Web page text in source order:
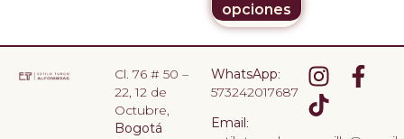
opciones
Cl. 76 # 50 –
22, 12 de
Octubre,
Bogotá
WhatsApp:
573242017687
Email :